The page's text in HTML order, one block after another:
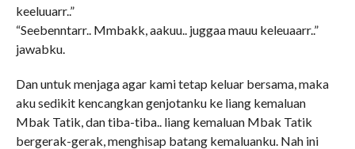
keeluuarr..”
“Seebenntarr.. Mmbakk, aakuu.. juggaa mauu keleuaarr..”
jawabku.
Dan untuk menjaga agar kami tetap keluar bersama, maka
aku sedikit kencangkan genjotanku ke liang kemaluan
Mbak Tatik, dan tiba-tiba.. liang kemaluan Mbak Tatik
bergerak-gerak, menghisap batang kemaluanku. Nah ini